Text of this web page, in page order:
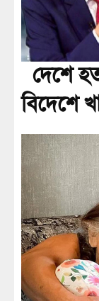
দেশে
বিদেশে